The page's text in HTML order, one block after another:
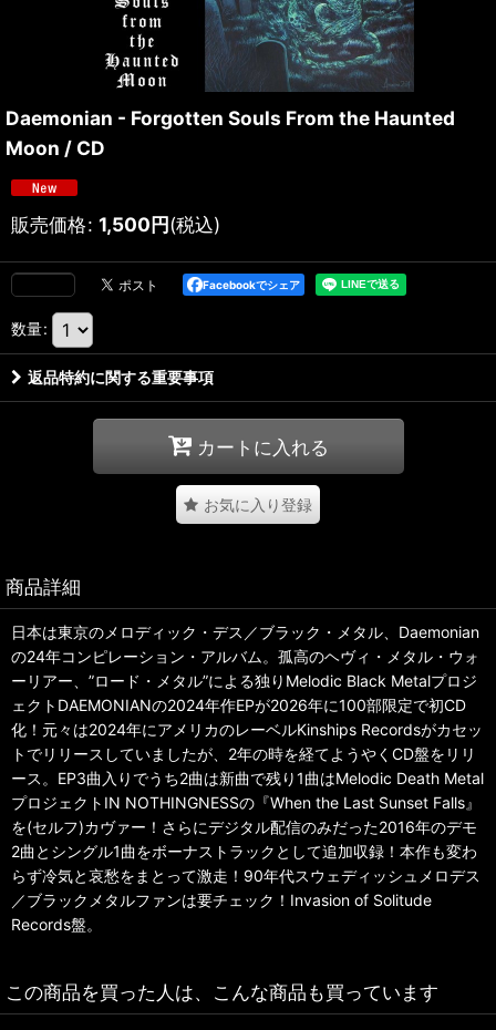
Daemonian - Forgotten Souls From the Haunted
Moon / CD
販売価格: 1,500円(税込)
Facebookでシェア
数量:
返品特約に関する重要事項
カートに入れる
お気に入り登録
商品詳細
日本は東京のメロディック・デス／ブラック・メタル、Daemonian
の24年コンピレーション・アルバム。孤高のヘヴィ・メタル・ウォ
ーリアー、”ロード・メタル”による独りMelodic Black Metalプロジ
ェクトDAEMONIANの2024年作EPが2026年に100部限定で初CD
化！元々は2024年にアメリカのレーベルKinships Recordsがカセッ
トでリリースしていましたが、2年の時を経てようやくCD盤をリリ
ース。EP3曲入りでうち2曲は新曲で残り1曲はMelodic Death Metal
プロジェクトIN NOTHINGNESSの『When the Last Sunset Falls』
を(セルフ)カヴァー！さらにデジタル配信のみだった2016年のデモ
2曲とシングル1曲をボーナストラックとして追加収録！本作も変わ
らず冷気と哀愁をまとって激走！90年代スウェディッシュメロデス
／ブラックメタルファンは要チェック！Invasion of Solitude
Records盤。
この商品を買った人は、こんな商品も買っています